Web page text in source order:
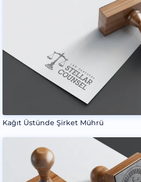
Kağıt Üstünde Şirket Mührü